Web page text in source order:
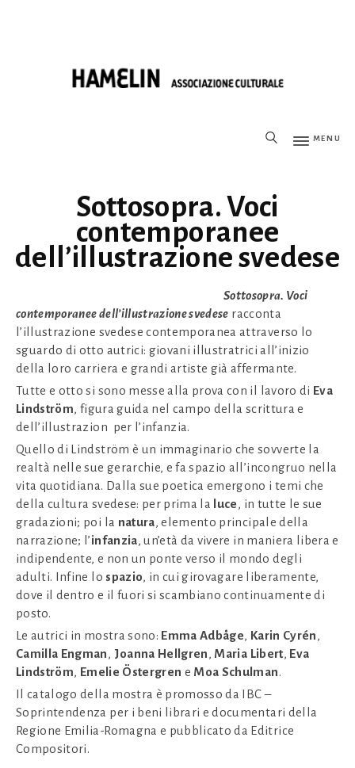
MENU
Sottosopra. Voci
contemporanee
dell’illustrazione svedese
Sottosopra. Voci
contemporanee dell’illustrazione svedese racconta
l’illustrazione svedese contemporanea attraverso lo
sguardo di otto autrici: giovani illustratrici all’inizio
della loro carriera e grandi artiste già affermante.
Tutte e otto si sono messe alla prova con il lavoro di Eva
Lindström, figura guida nel campo della scrittura e
dell’illustrazion per l’infanzia.
Quello di Lindström è un immaginario che sovverte la
realtà nelle sue gerarchie, e fa spazio all’incongruo nella
vita quotidiana. Dalla sue poetica emergono i temi che
della cultura svedese: per prima la luce, in tutte le sue
gradazioni; poi la natura, elemento principale della
narrazione; l’infanzia, un’età da vivere in maniera libera e
indipendente, e non un ponte verso il mondo degli
adulti. Infine lo spazio, in cui girovagare liberamente,
dove il dentro e il fuori si scambiano continuamente di
posto.
Le autrici in mostra sono: Emma Adbåge, Karin Cyrén,
Camilla Engman, Joanna Hellgren, Maria Libert, Eva
Lindström, Emelie Östergren e Moa Schulman.
Il catalogo della mostra è promosso da IBC –
Soprintendenza per i beni librari e documentari della
Regione Emilia-Romagna e pubblicato da Editrice
Compositori.